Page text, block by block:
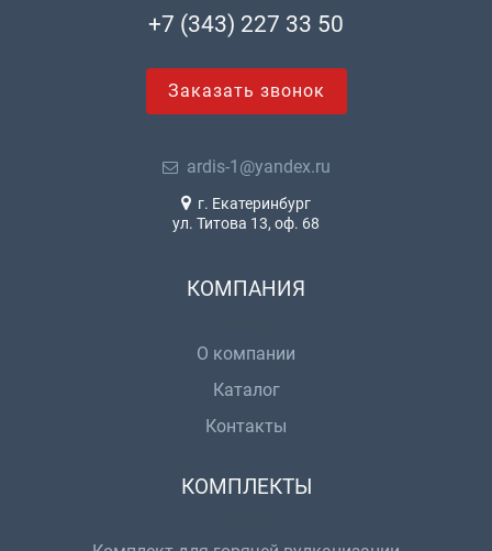
+7 (343) 227 33 50
Заказать звонок
ardis-1@yandex.ru
г. Екатеринбург
ул. Титова 13, оф. 68
КОМПАНИЯ
О компании
Каталог
Контакты
КОМПЛЕКТЫ